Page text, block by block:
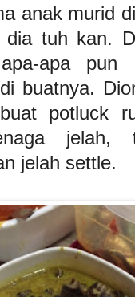
anak murid
dia tuh kan.
apa pun
buatnya.
potluck
jelah,
jelah settle.